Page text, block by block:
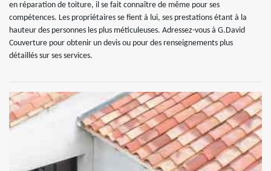
en réparation de toiture, il se fait connaître de même pour ses
compétences. Les propriétaires se fient à lui, ses prestations étant à la
hauteur des personnes les plus méticuleuses. Adressez-vous à G.David
Couverture pour obtenir un devis ou pour des renseignements plus
détaillés sur ses services.